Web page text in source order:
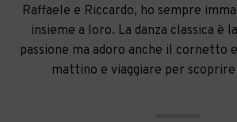
Raffaele e Riccardo, ho sempre
insieme a loro. La danza classica è
passione ma adoro anche il cornetto
mattino e viaggiare per